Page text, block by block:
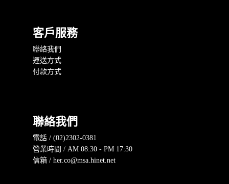
客戶服務
聯絡我們
運送方式
付款方式
聯絡我們
電話 / (02)2302-0381
營業時間 / AM 08:30 - PM 17:30
信箱 / her.co@msa.hinet.net